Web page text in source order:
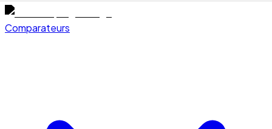
Comparateurs